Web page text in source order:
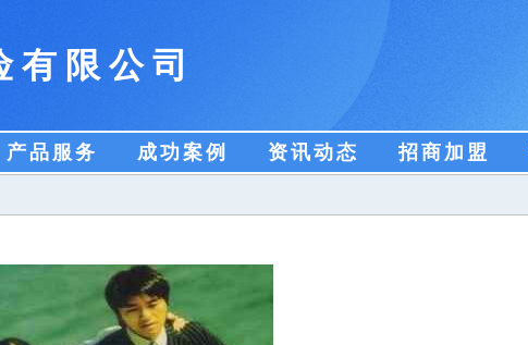
限公司
产品服务 成功案例 资讯动态 招商加盟